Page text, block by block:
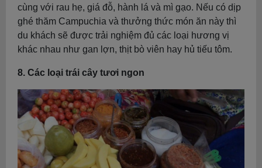
cùng với rau hẹ, giá đỗ, hành lá và mì gạo. Nếu có dịp
ghé thăm Campuchia và thưởng thức món ăn này thì
du khách sẽ được trải nghiệm đủ các loại hương vị
khác nhau như gan lợn, thịt bò viên hay hủ tiếu tôm.
8. Các loại trái cây tươi ngon